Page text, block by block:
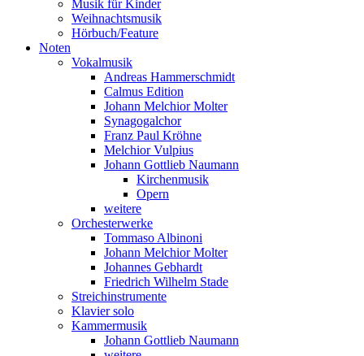
Musik für Kinder
Weihnachtsmusik
Hörbuch/Feature
Noten
Vokalmusik
Andreas Hammerschmidt
Calmus Edition
Johann Melchior Molter
Synagogalchor
Franz Paul Kröhne
Melchior Vulpius
Johann Gottlieb Naumann
Kirchenmusik
Opern
weitere
Orchesterwerke
Tommaso Albinoni
Johann Melchior Molter
Johannes Gebhardt
Friedrich Wilhelm Stade
Streichinstrumente
Klavier solo
Kammermusik
Johann Gottlieb Naumann